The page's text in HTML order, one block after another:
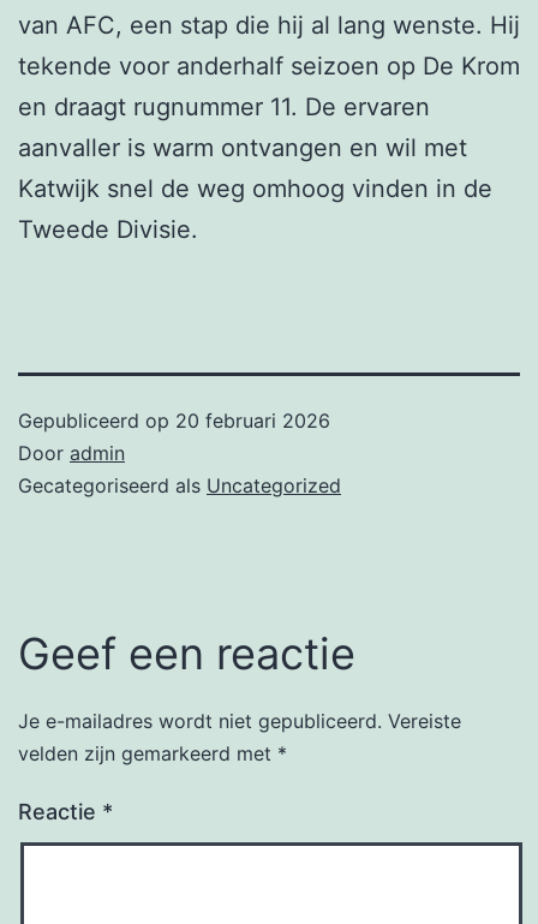
van AFC, een stap die hij al lang wenste. Hij
tekende voor anderhalf seizoen op De Krom
en draagt rugnummer 11. De ervaren
aanvaller is warm ontvangen en wil met
Katwijk snel de weg omhoog vinden in de
Tweede Divisie.
Gepubliceerd op 20 februari 2026
Door admin
Gecategoriseerd als Uncategorized
Geef een reactie
Je e-mailadres wordt niet gepubliceerd. Vereiste
velden zijn gemarkeerd met *
Reactie *